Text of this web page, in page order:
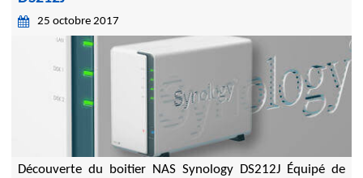
25 octobre 2017
Découverte du boitier NAS Synology DS212J Équipé de